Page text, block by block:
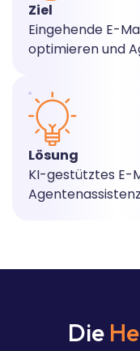
Ziel
Eingehende E-
optimieren und
Lösung
KI-gestütztes E-
Die